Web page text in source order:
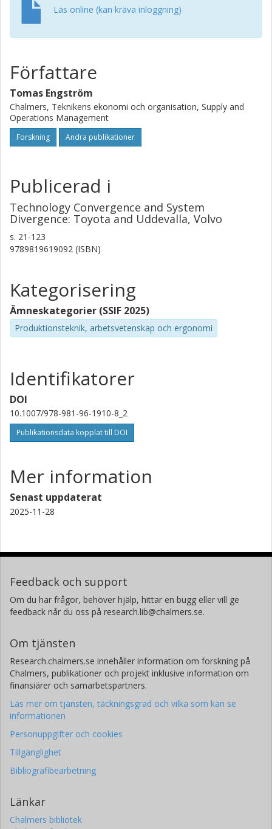
insights, for example the industrial value of the
cooperation between the author and his colleagues with
Volvo personnel are expressed.
Läs online (kan kräva inloggning)
Författare
Tomas Engström
Chalmers, Teknikens ekonomi och organisation, Supply and
Operations Management
Forskning Andra publikationer
Publicerad i
Technology Convergence and System
Divergence: Toyota and Uddevalla, Volvo
s. 21-123
9789819619092 (ISBN)
Kategorisering
Ämneskategorier (SSIF 2025)
Produktionsteknik, arbetsvetenskap och ergonomi
Identifikatorer
DOI
10.1007/978-981-96-1910-8_2
Publikationsdata kopplat till DOI
Mer information
Senast uppdaterat
2025-11-28
Feedback och support
Om du har frågor, behöver hjälp, hittar en bugg eller vill ge
feedback når du oss på research.lib@chalmers.se.
Om tjänsten
Research.chalmers.se innehåller information om forskning på
Chalmers, publikationer och projekt inklusive information om
finansiärer och samarbetspartners.
Läs mer om tjänsten, täckningsgrad och vilka som kan se
informationen
Personuppgifter och cookies
Tillgänglighet
Bibliografibearbetning
Länkar
Chalmers bibliotek